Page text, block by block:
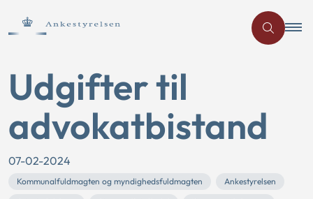
Udgifter til
advokatbistand
07-02-2024
Kommunalfuldmagten og myndighedsfuldmagten
Ankestyrelsen